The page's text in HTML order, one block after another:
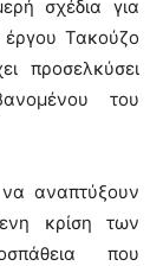
σχέδια για
έργου Τακούζο
προσελκύσει
του
να αναπτύξουν
κρίση των
που